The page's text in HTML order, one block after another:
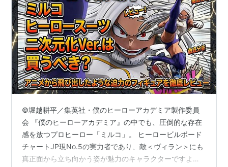
©堀越耕平／集英社・僕のヒーローアカデミア製作委員
会 『僕のヒーローアカデミア』の中でも、圧倒的な存在
感を放つプロヒーロー「ミルコ」。 ヒーロービルボード
チャートJP現No.5の実力者であり、敵＜ヴィラン＞にも
真正面から立ち向かう姿が魅力のキャラクターですよ